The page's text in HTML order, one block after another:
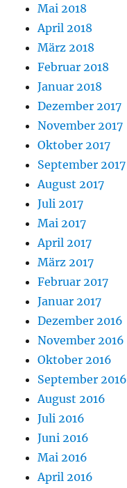
Mai 2018
April 2018
März 2018
Februar 2018
Januar 2018
Dezember 2017
November 2017
Oktober 2017
September 2017
August 2017
Juli 2017
Mai 2017
April 2017
März 2017
Februar 2017
Januar 2017
Dezember 2016
November 2016
Oktober 2016
September 2016
August 2016
Juli 2016
Juni 2016
Mai 2016
April 2016